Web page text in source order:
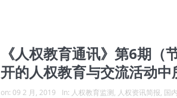
《人权教育通讯》第6期
开的人权教育与交流活动
on: 09 2 月, 2019 In: 人权教育监测 人权资讯简报 国